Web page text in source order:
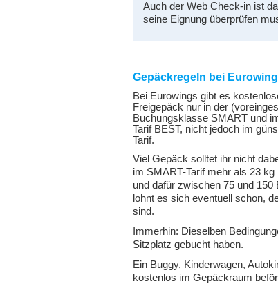
Auch der Web Check-in ist
seine Eignung überprüfen
Gepäckregeln bei
Bei Eurowings gibt es
Freigepäck nur in der
Buchungsklasse SMART und
Tarif BEST, nicht jedoch im
Tarif.
Viel Gepäck solltet ihr nicht
im SMART-Tarif mehr als 23
und dafür zwischen 75 und
lohnt es sich eventuell schon,
sind.
Immerhin: Dieselben
Sitzplatz gebucht haben.
Ein Buggy, Kinderwagen,
kostenlos im Gepäckraum